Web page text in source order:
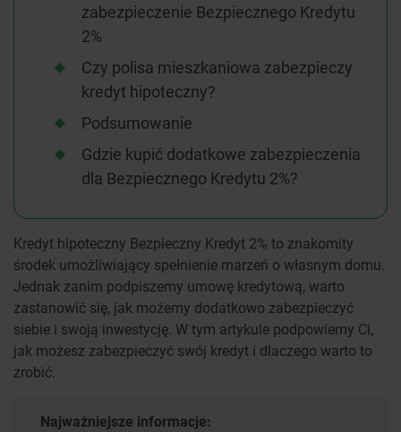
zabezpieczenie Bezpiecznego Kredytu
2%
Czy polisa mieszkaniowa zabezpieczy
kredyt hipoteczny?
Podsumowanie
Gdzie kupić dodatkowe zabezpieczenia
dla Bezpiecznego Kredytu 2%?
Kredyt hipoteczny Bezpieczny Kredyt 2% to znakomity
środek umożliwiający spełnienie marzeń o własnym domu.
Jednak zanim podpiszemy umowę kredytową, warto
zastanowić się, jak możemy dodatkowo zabezpieczyć
siebie i swoją inwestycję. W tym artykule podpowiemy Ci,
jak możesz zabezpieczyć swój kredyt i dlaczego warto to
zrobić.
Najważniejsze informacje: